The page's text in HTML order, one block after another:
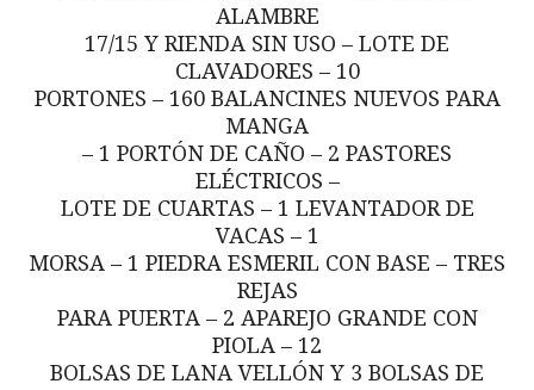
ALAMBRE
17/15 Y RIENDA SIN USO – LOTE DE
CLAVADORES – 10
PORTONES – 160 BALANCINES NUEVOS PARA
MANGA
– 1 PORTÓN DE CAÑO – 2 PASTORES
ELÉCTRICOS –
LOTE DE CUARTAS – 1 LEVANTADOR DE
VACAS – 1
MORSA – 1 PIEDRA ESMERIL CON BASE – TRES
REJAS
PARA PUERTA – 2 APAREJO GRANDE CON
PIOLA – 12
BOLSAS DE LANA VELLÓN Y 3 BOLSAS DE